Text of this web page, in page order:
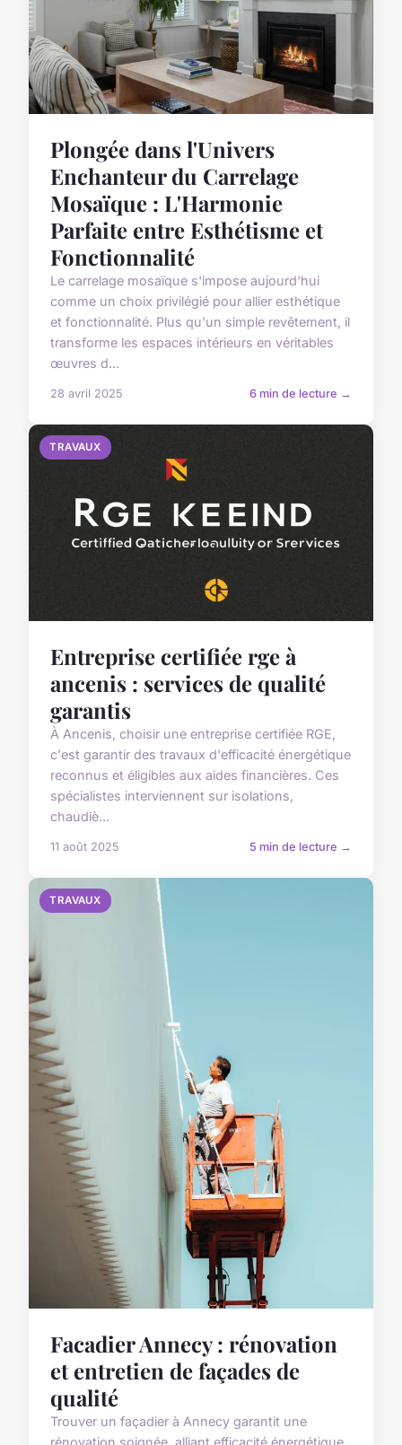
Plongée dans l'Univers
Enchanteur du Carrelage
Mosaïque : L'Harmonie
Parfaite entre Esthétisme et
Fonctionnalité
Le carrelage mosaïque s'impose aujourd'hui
comme un choix privilégié pour allier esthétique
et fonctionnalité. Plus qu'un simple revêtement, il
transforme les espaces intérieurs en véritables
œuvres d...
28 avril 2025 6 min de lecture →
TRAVAUX
Entreprise certifiée rge à
ancenis : services de qualité
garantis
À Ancenis, choisir une entreprise certifiée RGE,
c'est garantir des travaux d'efficacité énergétique
reconnus et éligibles aux aides financières. Ces
spécialistes interviennent sur isolations,
chaudiè...
11 août 2025 5 min de lecture →
TRAVAUX
Facadier Annecy : rénovation
et entretien de façades de
qualité
Trouver un façadier à Annecy garantit une
rénovation soignée, alliant efficacité énergétique